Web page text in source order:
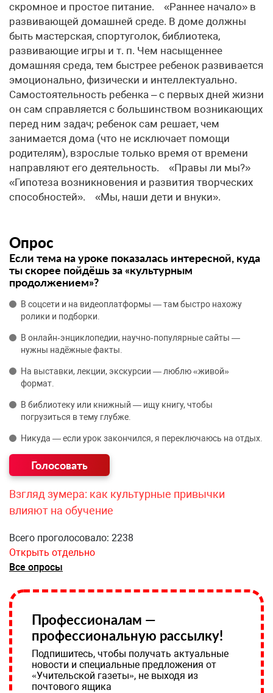
скромное и простое питание. «Раннее начало» в
развивающей домашней среде. В доме должны
быть мастерская, спортуголок, библиотека,
развивающие игры и т. п. Чем насыщеннее
домашняя среда, тем быстрее ребенок развивается
эмоционально, физически и интеллектуально.
Самостоятельность ребенка – с первых дней жизни
он сам справляется с большинством возникающих
перед ним задач; ребенок сам решает, чем
занимается дома (что не исключает помощи
родителям), взрослые только время от времени
направляют его деятельность. «Правы ли мы?»
«Гипотеза возникновения и развития творческих
способностей». «Мы, наши дети и внуки».
Опрос
Если тема на уроке показалась интересной, куда
ты скорее пойдёшь за «культурным
продолжением»?
В соцсети и на видеоплатформы — там быстро нахожу
ролики и подборки.
В онлайн‑энциклопедии, научно‑популярные сайты —
нужны надёжные факты.
На выставки, лекции, экскурсии — люблю «живой»
формат.
В библиотеку или книжный — ищу книгу, чтобы
погрузиться в тему глубже.
Никуда — если урок закончился, я переключаюсь на отдых.
Взгляд зумера: как культурные привычки
влияют на обучение
Всего проголосовало: 2238
Открыть отдельно
Все опросы
Профессионалам —
профессиональную рассылку!
Подпишитесь, чтобы получать актуальные
новости и специальные предложения от
«Учительской газеты», не выходя из
почтового ящика